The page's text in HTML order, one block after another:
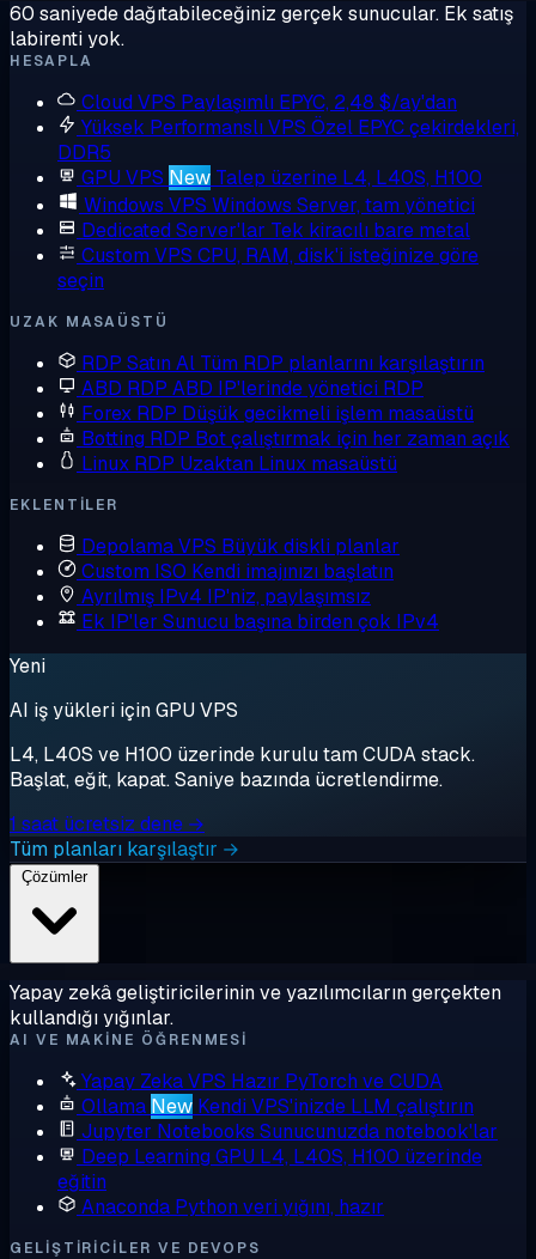
60 saniyede dağıtabileceğiniz gerçek sunucular. Ek satış
labirenti yok.
HESAPLA
Cloud VPS Paylaşımlı EPYC, 2,48 $/ay'dan
Yüksek Performanslı VPS Özel EPYC çekirdekleri,
DDR5
GPU VPS New Talep üzerine L4, L40S, H100
Windows VPS Windows Server, tam yönetici
Dedicated Server'lar Tek kiracılı bare metal
Custom VPS CPU, RAM, disk'i isteğinize göre
seçin
UZAK MASAÜSTÜ
RDP Satın Al Tüm RDP planlarını karşılaştırın
ABD RDP ABD IP'lerinde yönetici RDP
Forex RDP Düşük gecikmeli işlem masaüstü
Botting RDP Bot çalıştırmak için her zaman açık
Linux RDP Uzaktan Linux masaüstü
EKLENTILER
Depolama VPS Büyük diskli planlar
Custom ISO Kendi imajınızı başlatın
Ayrılmış IPv4 IP'niz, paylaşımsız
Ek IP'ler Sunucu başına birden çok IPv4
Yeni
AI iş yükleri için GPU VPS
L4, L40S ve H100 üzerinde kurulu tam CUDA stack.
Başlat, eğit, kapat. Saniye bazında ücretlendirme.
1 saat ücretsiz dene →
Tüm planları karşılaştır →
Çözümler
Yapay zekâ geliştiricilerinin ve yazılımcıların gerçekten
kullandığı yığınlar.
AI VE MAKINE ÖĞRENMESI
Yapay Zeka VPS Hazır PyTorch ve CUDA
Ollama New Kendi VPS'inizde LLM çalıştırın
Jupyter Notebooks Sunucunuzda notebook'lar
Deep Learning GPU L4, L40S, H100 üzerinde
eğitin
Anaconda Python veri yığını, hazır
GELIŞTIRICILER VE DEVOPS